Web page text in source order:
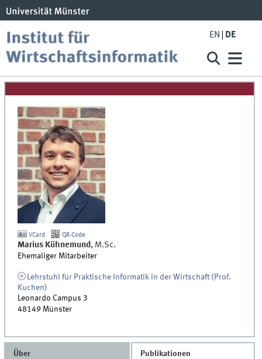
EN DE
VCard QR-Code
Marius Kühnemund, M.Sc.
Ehemaliger Mitarbeiter
Lehrstuhl für Praktische Informatik in der Wirtschaft (Prof.
Kuchen)
Leonardo Campus 3
48149 Münster
Über Publikationen